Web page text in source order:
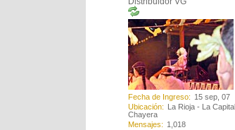
Fecha de Ingreso
15 sep, 07
Ubicación
La Rioja - La Capital
Chayera
Mensajes
1,018